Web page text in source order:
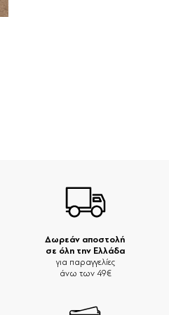
Δωρεάν αποστολή
σε όλη την Ελλάδα
για παραγγελίες
άνω των 49€